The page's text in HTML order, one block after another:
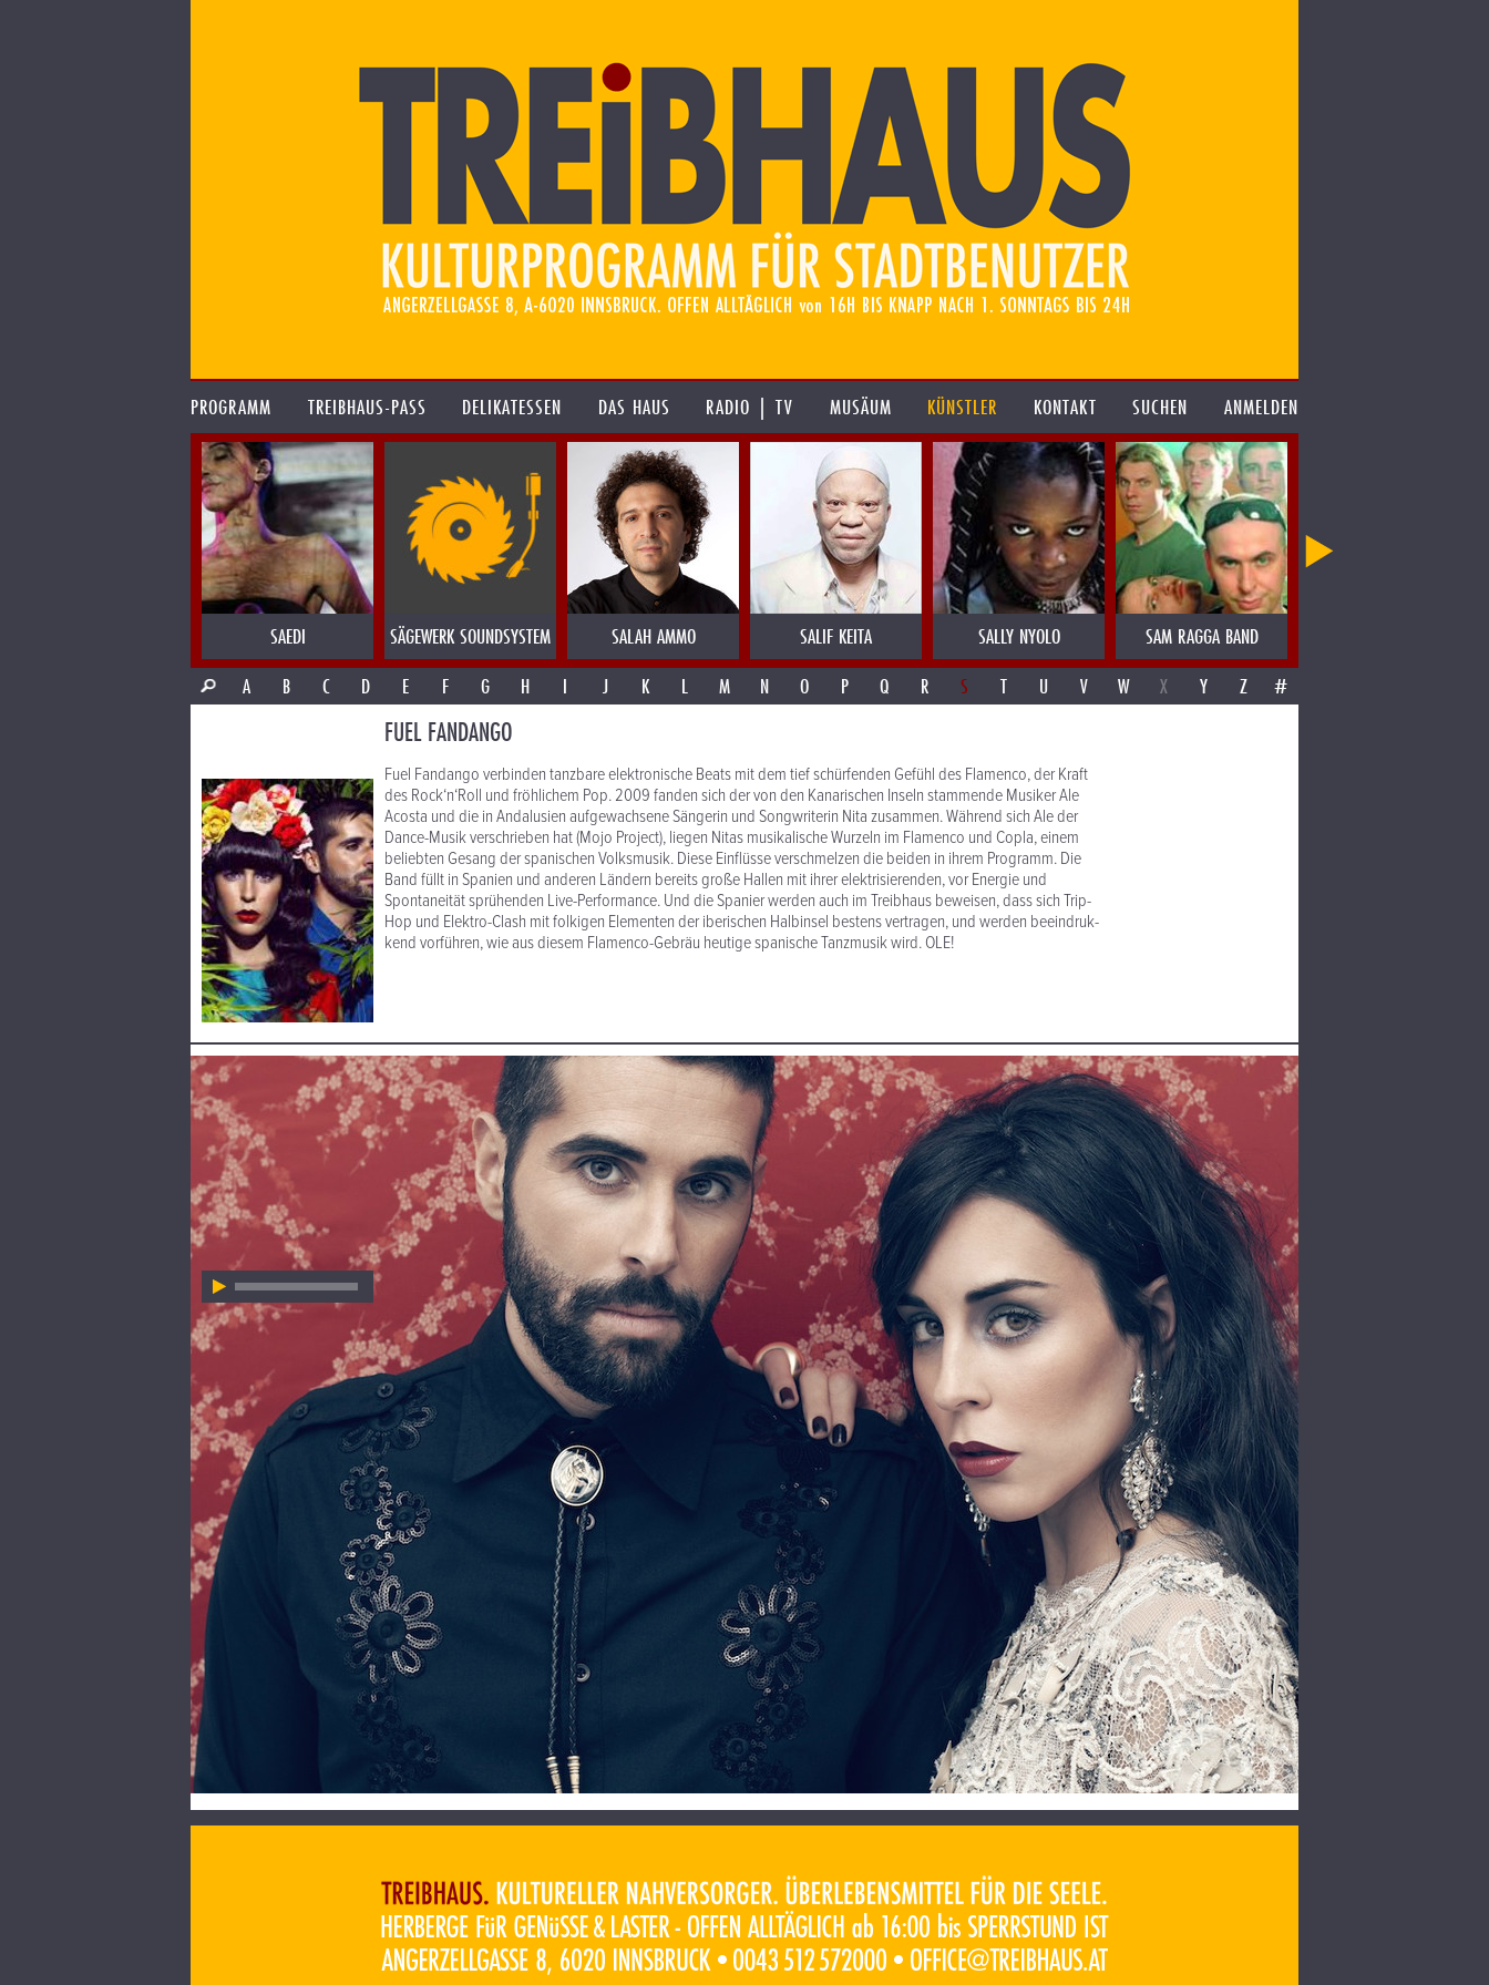
PROGRAMM TREIBHAUS-PASS DELIKATESSEN DAS HAUS RADIO | TV MUSÄUM KÜNSTLER KONTAKT SUCHEN ANMELDEN
SAEDI SÄGEWERK SOUNDSYSTEM SALAH AMMO SALIF KEITA SALLY NYOLO SAM RAGGA BAND
A
B C D E F G H I J K L M N O P Q R S T U V W X Y Z #
FUEL FANDANGO
Fuel Fandango verbinden tanzbare elektronische Beats mit dem tief schürfenden Gefühl des Flamenco, der Kraft
des Rock‘n‘Roll und fröhlichem Pop. 2009 fanden sich der von den Kanarischen Inseln stammende Musiker Ale
Acosta und die in Andalusien aufgewachsene Sängerin und Songwriterin Nita zusammen. Während sich Ale der
Dance-Musik verschrieben hat (Mojo Project), liegen Nitas musikalische Wurzeln im Flamenco und Copla, einem
beliebten Gesang der spanischen Volksmusik. Diese Einflüsse verschmelzen die beiden in ihrem Programm. Die
Band füllt in Spanien und anderen Ländern bereits große Hallen mit ihrer elektrisierenden, vor Energie und
Spontaneität sprühenden Live-Performance. Und die Spanier werden auch im Treibhaus beweisen, dass sich Trip-
Hop und Elektro-Clash mit folkigen Elementen der iberischen Halbinsel bestens vertragen, und werden beeindruk-
kend vorführen, wie aus diesem Flamenco-Gebräu heutige spanische Tanzmusik wird. OLE!
HÖR ZU
FUEL FANDANGO
FUEL FANDANGO
Always Searching